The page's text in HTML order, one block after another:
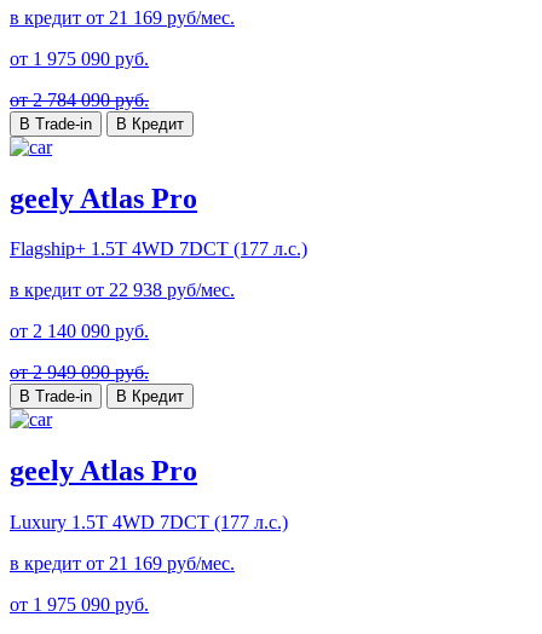
в кредит от 21 169 руб/мес.
от 1 975 090 руб.
от 2 784 090 руб.
В Trade-in В Кредит
geely Atlas Pro
Flagship+ 1.5T 4WD 7DCT (177 л.с.)
в кредит от 22 938 руб/мес.
от 2 140 090 руб.
от 2 949 090 руб.
В Trade-in В Кредит
geely Atlas Pro
Luxury 1.5T 4WD 7DCT (177 л.с.)
в кредит от 21 169 руб/мес.
от 1 975 090 руб.